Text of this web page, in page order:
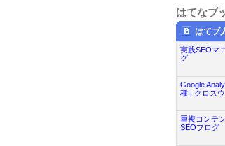
はてなブ
はてブ
実践SEOマ
グ
Google
種 | クロス
重複コンテ
SEOブログ